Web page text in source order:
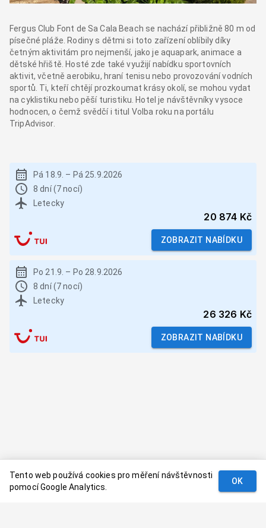
Fergus Club Font de Sa Cala Beach se nachází přibližně 80 m od
písečné pláže. Rodiny s dětmi si toto zařízení oblíbily díky
četným aktivitám pro nejmenší, jako je aquapark, animace a
dětské hřiště. Hosté zde také využijí nabídku sportovních
aktivit, včetně aerobiku, hraní tenisu nebo provozování vodních
sportů. Ti, kteří chtějí prozkoumat krásy okolí, se mohou vydat
na cyklistiku nebo pěší turistiku. Hotel je návštěvníky vysoce
hodnocen, o čemž svědčí i titul Volba roku na portálu
TripAdvisor.
Pá 18.9. – Pá 25.9.2026
8 dní (7 nocí)
Letecky
20 874 Kč
ZOBRAZIT NABÍDKU
Po 21.9. – Po 28.9.2026
8 dní (7 nocí)
Letecky
26 326 Kč
ZOBRAZIT NABÍDKU
Tento web používá cookies pro měření návštěvnosti
pomocí Google Analytics.
OK